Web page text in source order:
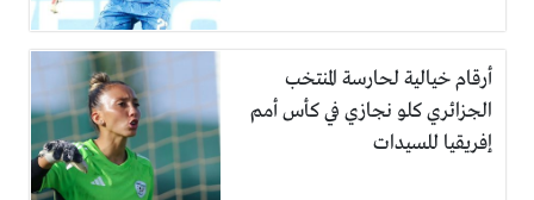
أرقام خيالية لحارسة المنتخب
الجزائري كلو نجازي في كأس أمم
إفريقيا للسيدات